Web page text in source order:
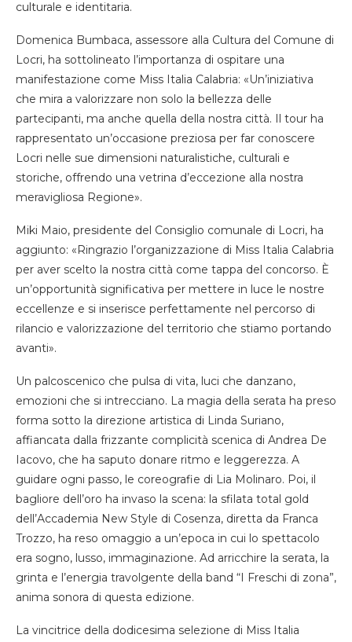
culturale e identitaria.
Domenica Bumbaca, assessore alla Cultura del Comune di
Locri, ha sottolineato l’importanza di ospitare una
manifestazione come Miss Italia Calabria: «Un’iniziativa
che mira a valorizzare non solo la bellezza delle
partecipanti, ma anche quella della nostra città. Il tour ha
rappresentato un’occasione preziosa per far conoscere
Locri nelle sue dimensioni naturalistiche, culturali e
storiche, offrendo una vetrina d’eccezione alla nostra
meravigliosa Regione».
Miki Maio, presidente del Consiglio comunale di Locri, ha
aggiunto: «Ringrazio l’organizzazione di Miss Italia Calabria
per aver scelto la nostra città come tappa del concorso. È
un’opportunità significativa per mettere in luce le nostre
eccellenze e si inserisce perfettamente nel percorso di
rilancio e valorizzazione del territorio che stiamo portando
avanti».
Un palcoscenico che pulsa di vita, luci che danzano,
emozioni che si intrecciano. La magia della serata ha preso
forma sotto la direzione artistica di Linda Suriano,
affiancata dalla frizzante complicità scenica di Andrea De
Iacovo, che ha saputo donare ritmo e leggerezza. A
guidare ogni passo, le coreografie di Lia Molinaro. Poi, il
bagliore dell’oro ha invaso la scena: la sfilata total gold
dell’Accademia New Style di Cosenza, diretta da Franca
Trozzo, ha reso omaggio a un’epoca in cui lo spettacolo
era sogno, lusso, immaginazione. Ad arricchire la serata, la
grinta e l’energia travolgente della band “I Freschi di zona”,
anima sonora di questa edizione.
La vincitrice della dodicesima selezione di Miss Italia